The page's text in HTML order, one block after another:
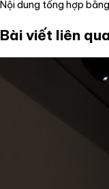
Nội dung tổng hợp
Bài viết liên